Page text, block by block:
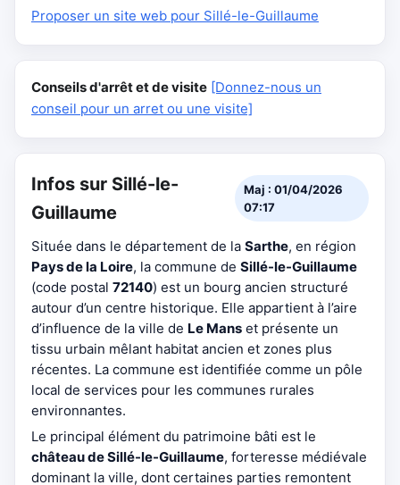
Proposer un site web pour Sillé-le-Guillaume
Conseils d'arrêt et de visite [Donnez-nous un
conseil pour un arret ou une visite]
Infos sur Sillé-le-
Guillaume
Maj : 01/04/2026
07:17
Située dans le département de la Sarthe, en région
Pays de la Loire, la commune de Sillé-le-Guillaume
(code postal 72140) est un bourg ancien structuré
autour d’un centre historique. Elle appartient à l’aire
d’influence de la ville de Le Mans et présente un
tissu urbain mêlant habitat ancien et zones plus
récentes. La commune est identifiée comme un pôle
local de services pour les communes rurales
environnantes.
Le principal élément du patrimoine bâti est le
château de Sillé-le-Guillaume, forteresse médiévale
dominant la ville, dont certaines parties remontent